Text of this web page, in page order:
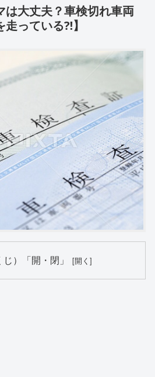
は大丈夫？車検切れ車両
走っている⁈】
）「開・閉」